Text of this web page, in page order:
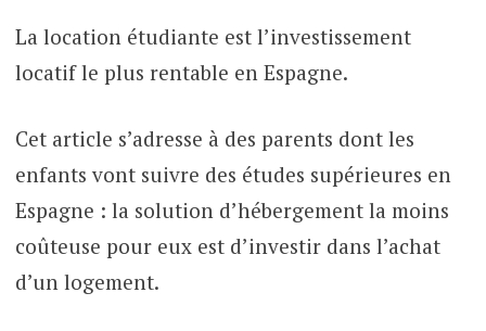
La location étudiante est l’investissement
locatif le plus rentable en Espagne.
Cet article s’adresse à des parents dont les
enfants vont suivre des études supérieures en
Espagne : la solution d’hébergement la moins
coûteuse pour eux est d’investir dans l’achat
d’un logement.